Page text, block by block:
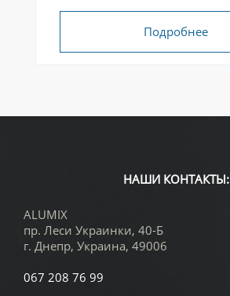
Подробнее
НАШИ КОНТАКТЫ:
ALUMIX
пр. Леси Украинки, 40-Б
г. Днепр, Украина, 49006
067 208 76 99